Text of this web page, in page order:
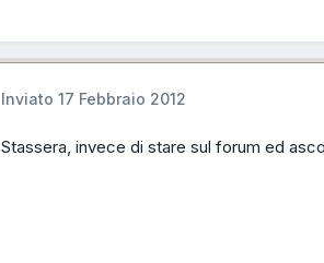
Inviato 17 Febbraio 2012
Stassera, invece di stare sul forum ed